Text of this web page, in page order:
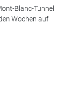
Blanc-Tunnel
Wochen auf